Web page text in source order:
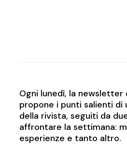
Ogni lunedì, la newsletter
propone i punti salienti di
della rivista, seguiti da
affrontare la settimana:
esperienze e tanto altro.